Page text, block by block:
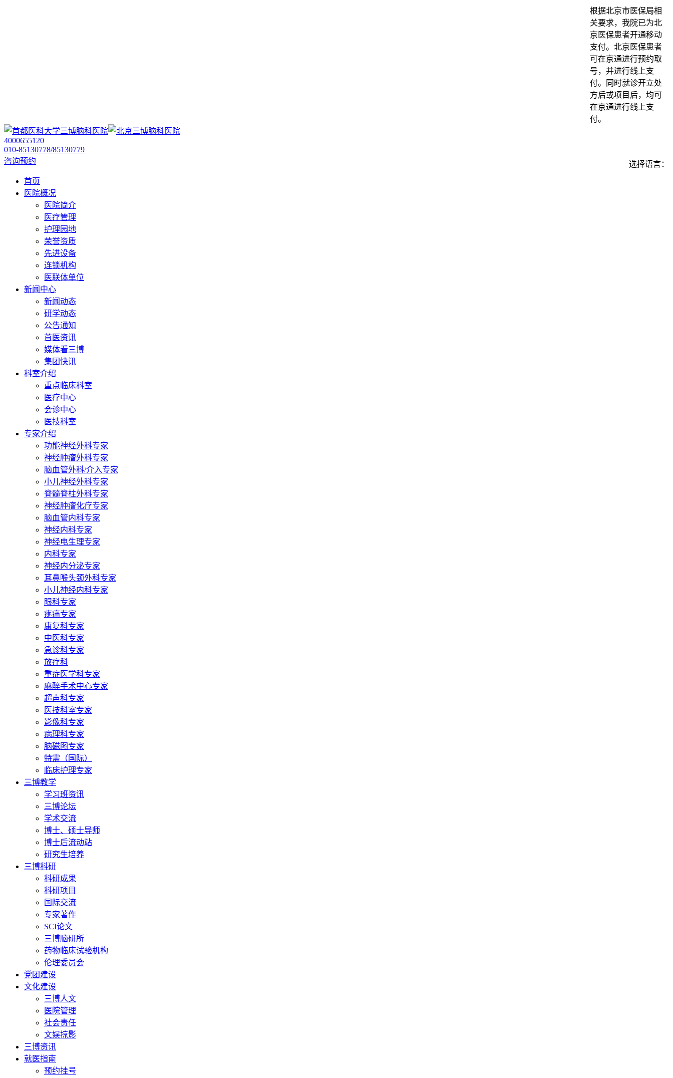
根据北京市医保局相
关要求，我院已为北
京医保患者开通移动
支付。北京医保患者
可在京通进行预约取
号，并进行线上支
付。同时就诊开立处
方后或项目后，均可
在京通进行线上支
付。
4000655120
010-85130778/85130779
咨询预约
选择语言：
首页
医院概况
医院简介
医疗管理
护理园地
荣誉资质
先进设备
连锁机构
医联体单位
新闻中心
新闻动态
研学动态
公告通知
首医资讯
媒体看三博
集团快讯
科室介绍
重点临床科室
医疗中心
会诊中心
医技科室
专家介绍
功能神经外科专家
神经肿瘤外科专家
脑血管外科/介入专家
小儿神经外科专家
脊髓脊柱外科专家
神经肿瘤化疗专家
脑血管内科专家
神经内科专家
神经电生理专家
内科专家
神经内分泌专家
耳鼻喉头颈外科专家
小儿神经内科专家
眼科专家
疼痛专家
康复科专家
中医科专家
急诊科专家
放疗科
重症医学科专家
麻醉手术中心专家
超声科专家
医技科室专家
影像科专家
病理科专家
脑磁图专家
特需（国际）
临床护理专家
三博教学
学习班资讯
三博论坛
学术交流
博士、硕士导师
博士后流动站
研究生培养
三博科研
科研成果
科研项目
国际交流
专家著作
SCI论文
三博脑研所
药物临床试验机构
伦理委员会
党团建设
文化建设
三博人文
医院管理
社会责任
文娱掠影
三博资讯
就医指南
预约挂号